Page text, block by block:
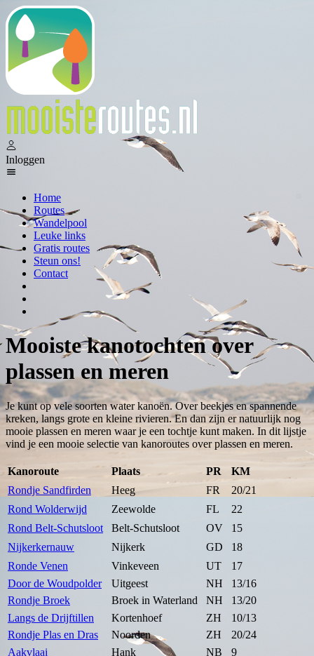
Inloggen
Home
Routes
Wandelpool
Leuke links
Gratis routes
Steun ons!
Contact
Mooiste kanotochten over
plassen en meren
Je kunt op vele soorten water kanoën. Over beekjes en spannende
kreken, langs grote en kleine rivieren. En dan zijn er natuurlijk nog
mooie plassen en meren waar je een tochtje kunt maken. In dit lijstje
vind je een mooie selectie van kanoroutes over plassen en meren.
Kanoroute Plaats PR
KM
Rondje Sandfirden
Heeg FR
20/21
Rond Wolderwijd
Zeewolde FL
22
Rond Belt-Schutsloot
Belt-Schutsloot OV
15
Nijkerkernauw
Nijkerk GD
18
Ronde Venen
Vinkeveen UT
17
Door de Woudpolder
Uitgeest NH
13/16
Rondje Broek
Broek in Waterland NH
13/20
Langs de Drijftillen
Kortenhoef ZH
10/13
Rondje Plas en Dras
Noorden ZH
20/24
Aakvlaai
Hank NB
9